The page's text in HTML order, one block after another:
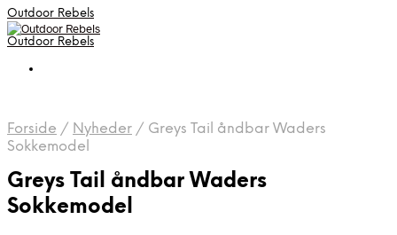
Outdoor Rebels
Outdoor Rebels
Forside / Nyheder / Greys Tail åndbar Waders
Sokkemodel
Greys Tail åndbar Waders
Sokkemodel